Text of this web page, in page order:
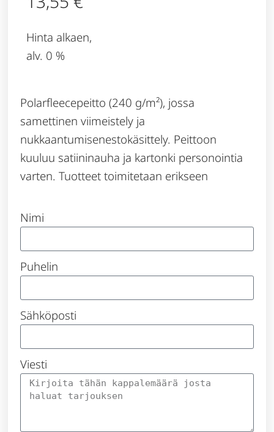
Hinta alkaen,
alv. 0 %
Polarfleecepeitto (240 g/m²), jossa
samettinen viimeistely ja
nukkaantumisenestokäsittely. Peittoon
kuuluu satiininauha ja kartonki personointia
varten. Tuotteet toimitetaan erikseen
Nimi
Puhelin
Sähköposti
Viesti